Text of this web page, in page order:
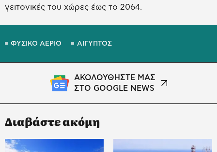
γειτονικές του χώρες έως το 2064.
ΦΥΣΙΚΟ ΑΕΡΙΟ ΑΙΓΥΠΤΟΣ
ΑΚΟΛΟΥΘΗΣΤΕ ΜΑΣ
ΣΤΟ GOOGLE NEWS
Διαβάστε ακόμη